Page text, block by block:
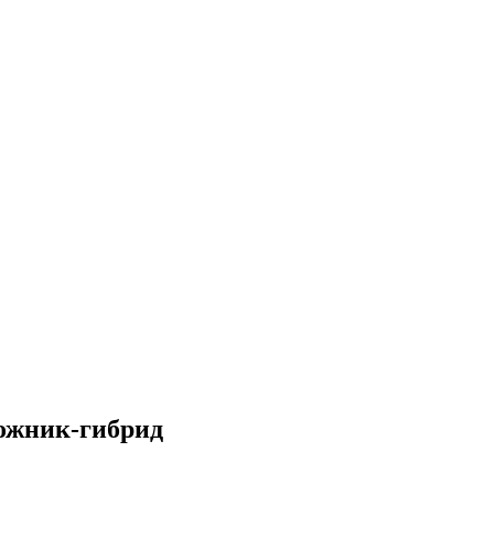
гибрид